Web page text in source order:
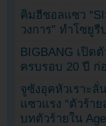
คิมฮีชอลแซว
วงการ” ทำโซยูรี
BIGBANG เปิด
ครบรอบ 20 ปี ก่
จูซังอุคหัวเราะลั่
แซวแรง “ตัวร้า
บทตัวร้ายใน